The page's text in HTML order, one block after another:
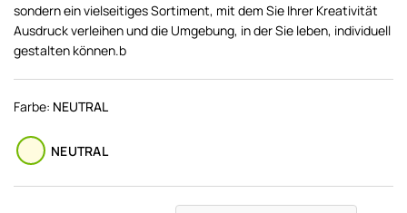
sondern ein vielseitiges Sortiment, mit dem Sie Ihrer Kreativität
Ausdruck verleihen und die Umgebung, in der Sie leben, individuell
gestalten können.b
Farbe: NEUTRAL
NEUTRAL